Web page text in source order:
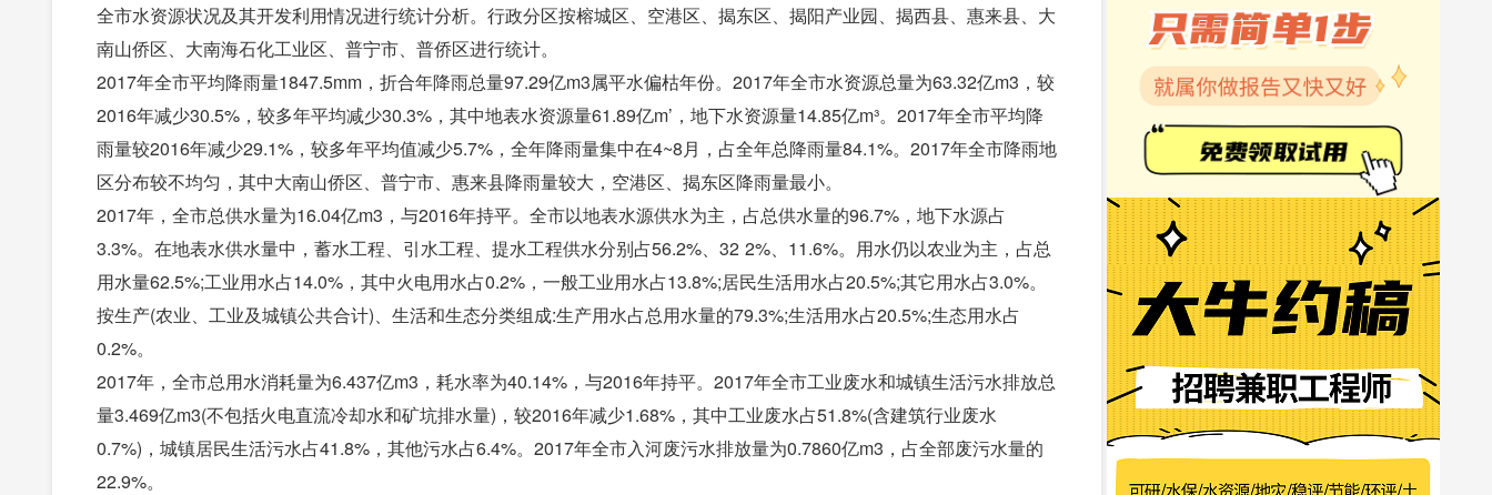
全市水资源状况及其开发利用情况进行统计分析。行政分区按榕城区、空港区、揭东区、揭阳产业园、揭西县、惠来县、大
南山侨区、大南海石化工业区、普宁市、普侨区进行统计。
2017年全市平均降雨量1847.5mm，折合年降雨总量97.29亿m3属平水偏枯年份。2017年全市水资源总量为63.32亿m3，较
2016年减少30.5%，较多年平均减少30.3%，其中地表水资源量61.89亿m’，地下水资源量14.85亿m³。2017年全市平均降
雨量较2016年减少29.1%，较多年平均值减少5.7%，全年降雨量集中在4~8月，占全年总降雨量84.1%。2017年全市降雨地
区分布较不均匀，其中大南山侨区、普宁市、惠来县降雨量较大，空港区、揭东区降雨量最小。
2017年，全市总供水量为16.04亿m3，与2016年持平。全市以地表水源供水为主，占总供水量的96.7%，地下水源占
3.3%。在地表水供水量中，蓄水工程、引水工程、提水工程供水分别占56.2%、32 2%、11.6%。用水仍以农业为主，占总
用水量62.5%;工业用水占14.0%，其中火电用水占0.2%，一般工业用水占13.8%;居民生活用水占20.5%;其它用水占3.0%。
按生产(农业、工业及城镇公共合计)、生活和生态分类组成:生产用水占总用水量的79.3%;生活用水占20.5%;生态用水占
0.2%。
2017年，全市总用水消耗量为6.437亿m3，耗水率为40.14%，与2016年持平。2017年全市工业废水和城镇生活污水排放总
量3.469亿m3(不包括火电直流冷却水和矿坑排水量)，较2016年减少1.68%，其中工业废水占51.8%(含建筑行业废水
0.7%)，城镇居民生活污水占41.8%，其他污水占6.4%。2017年全市入河废污水排放量为0.7860亿m3，占全部废污水量的
22.9%。